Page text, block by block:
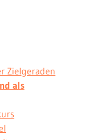
Zielgeraden
als